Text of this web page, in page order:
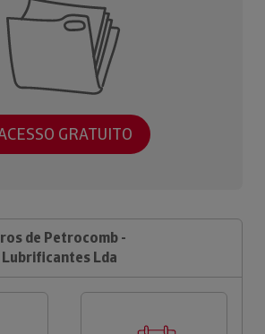
GRATUITO
de Petrocomb -
Lubrificantes Lda